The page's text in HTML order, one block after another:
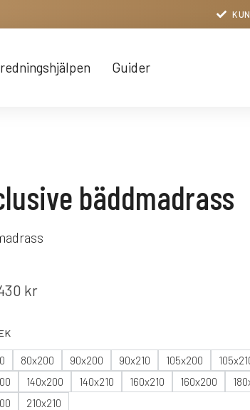
Guider
bäddmadrass
kr
80x200 90x200 90x210 105x200
140x200 140x210 160x210 160x200
210x210